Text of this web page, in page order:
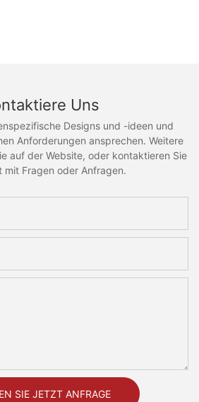
Uns
Designs und -ideen und
Anforderungen ansprechen. Weitere
auf der Website, oder kontaktieren Sie
mit Fragen oder Anfragen.
SIE JETZT ANFRAGE